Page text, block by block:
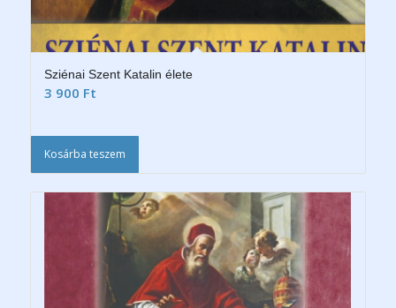
Sziénai Szent Katalin élete
3 900 Ft
Kosárba teszem